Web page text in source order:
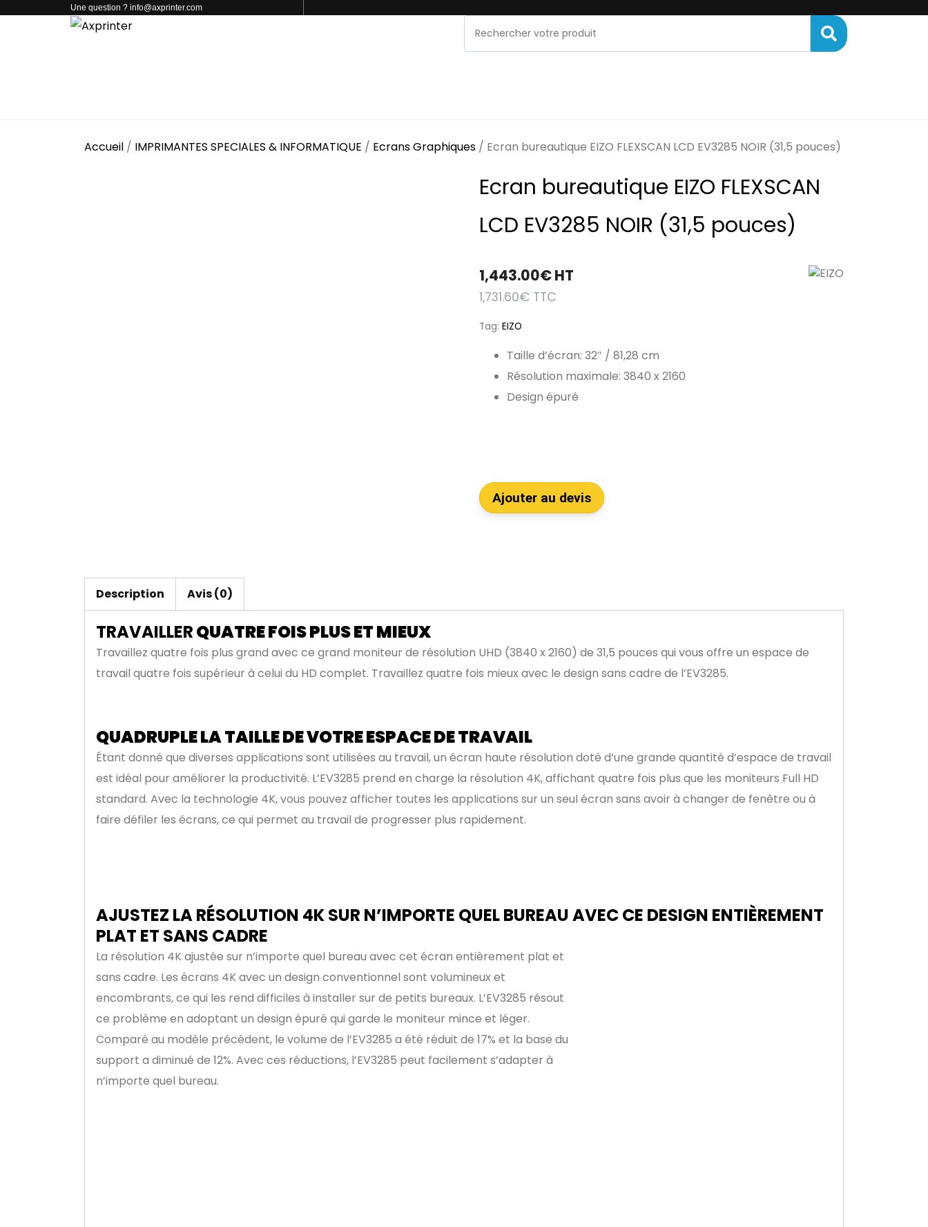
Une question ? info@axprinter.com
Accueil / IMPRIMANTES SPECIALES & INFORMATIQUE / Ecrans Graphiques / Ecran bureautique EIZO FLEXSCAN LCD EV3285 NOIR (31,5 pouces)
Ecran bureautique EIZO FLEXSCAN
LCD EV3285 NOIR (31,5 pouces)
1,443.00€HT
1,731.60€ TTC
Tag: EIZO
Taille d’écran: 32″ / 81,28 cm
Résolution maximale: 3840 x 2160
Design épuré
Ajouter au devis
Description Avis (0)
TRAVAILLERQUATRE FOIS PLUS ET MIEUX
Travaillez quatre fois plus grand avec ce grand moniteur de résolution UHD (3840 x 2160) de 31,5 pouces qui vous offre un espace de
travail quatre fois supérieur à celui du HD complet. Travaillez quatre fois mieux avec le design sans cadre de l’EV3285.
QUADRUPLE LA TAILLE DE VOTRE ESPACE DE TRAVAIL
Étant donné que diverses applications sont utilisées au travail, un écran haute résolution doté d’une grande quantité d’espace de travail
est idéal pour améliorer la productivité. L’EV3285 prend en charge la résolution 4K, affichant quatre fois plus que les moniteurs Full HD
standard. Avec la technologie 4K, vous pouvez afficher toutes les applications sur un seul écran sans avoir à changer de fenêtre ou à
faire défiler les écrans, ce qui permet au travail de progresser plus rapidement.
AJUSTEZ LA RÉSOLUTION 4K SUR N’IMPORTE QUEL BUREAU AVEC CE DESIGN ENTIÈREMENT
PLAT ET SANS CADRE
La résolution 4K ajustée sur n’importe quel bureau avec cet écran entièrement plat et
sans cadre. Les écrans 4K avec un design conventionnel sont volumineux et
encombrants, ce qui les rend difficiles à installer sur de petits bureaux. L’EV3285 résout
ce problème en adoptant un design épuré qui garde le moniteur mince et léger.
Comparé au modèle précédent, le volume de l’EV3285 a été réduit de 17% et la base du
support a diminué de 12%. Avec ces réductions, l’EV3285 peut facilement s’adapter à
n’importe quel bureau.